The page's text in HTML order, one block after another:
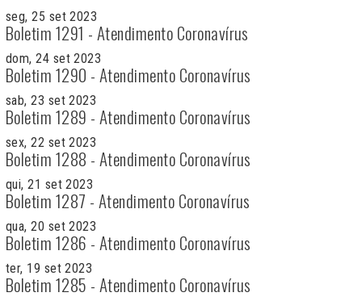
seg, 25 set 2023
Boletim 1291 - Atendimento Coronavírus
dom, 24 set 2023
Boletim 1290 - Atendimento Coronavírus
sab, 23 set 2023
Boletim 1289 - Atendimento Coronavírus
sex, 22 set 2023
Boletim 1288 - Atendimento Coronavírus
qui, 21 set 2023
Boletim 1287 - Atendimento Coronavírus
qua, 20 set 2023
Boletim 1286 - Atendimento Coronavírus
ter, 19 set 2023
Boletim 1285 - Atendimento Coronavírus